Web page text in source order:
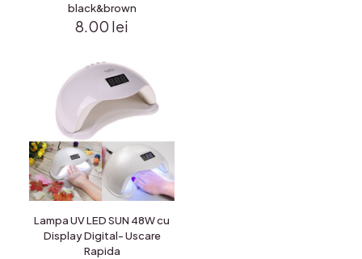
black&brown
8.00 lei
Lampa UV LED SUN 48W cu
Display Digital- Uscare
Rapida